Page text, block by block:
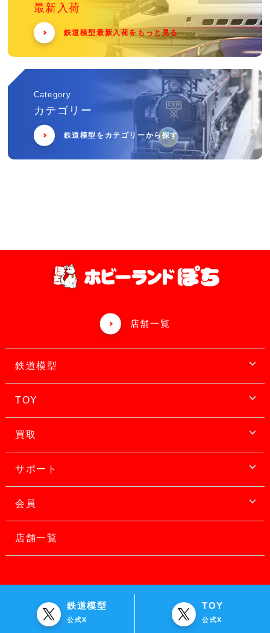
最新入荷
鉄道模型最新入荷をもっと見る
Category
カテゴリー
鉄道模型をカテゴリーから探す
店舗一覧
鉄道模型
TOY
買取
サポート
会員
店舗一覧
鉄道模型
公式X
TOY
公式X